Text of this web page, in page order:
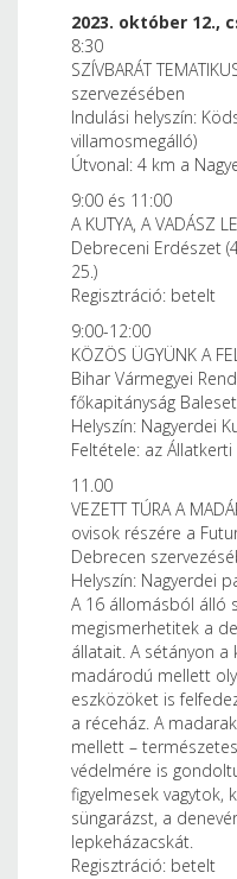
2023. október 12.,
8:30
SZÍVBARÁT
szervezésében
Indulási helyszín:
villamosmegálló)
Útvonal: 4 km a
9:00 és 11:00
A KUTYA, A VADÁSZ
Debreceni Erdészet
25.)
Regisztráció: betelt
9:00-12:00
KÖZÖS ÜGYÜNK A
Bihar Vármegyei
főkapitányság
Helyszín: Nagyerdei
Feltétele: az
11.00
VEZETT TÚRA A
ovisok részére a
Debrecen
Helyszín: Nagyerdei
A 16 állomásból álló
megismerhetitek a
állatait. A sétányon a
madárodú mellett
eszközöket is
a réceház. A madarak
mellett –
védelmére is
figyelmesek vagytok,
süngarázst, a
lepkeházacskát.
Regisztráció: betelt